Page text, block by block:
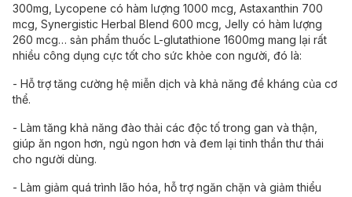
300mg, Lycopene có hàm lượng 1000 mcg, Astaxanthin 700
mcg, Synergistic Herbal Blend 600 mcg, Jelly có hàm lượng
260 mcg… sản phẩm thuốc L-glutathione 1600mg mang lại rất
nhiều công dụng cực tốt cho sức khỏe con người, đó là:
- Hỗ trợ tăng cường hệ miễn dịch và khả năng đề kháng của cơ
thể.
- Làm tăng khả năng đào thải các độc tố trong gan và thận,
giúp ăn ngon hơn, ngủ ngon hơn và đem lại tinh thần thư thái
cho người dùng.
- Làm giảm quá trình lão hóa, hỗ trợ ngăn chặn và giảm thiểu